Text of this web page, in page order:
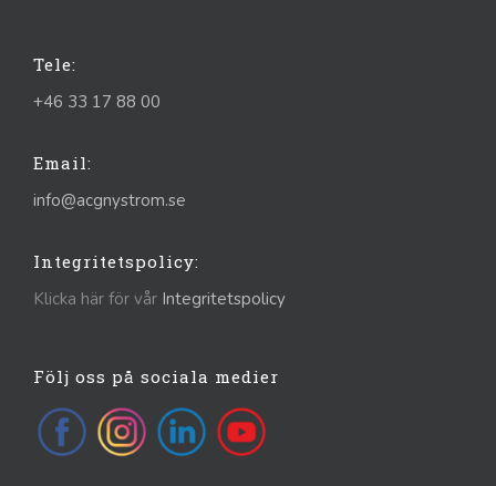
Tele:
+46 33 17 88 00
Email:
info@acgnystrom.se
Integritetspolicy:
Klicka här för vår Integritetspolicy
Följ oss på sociala medier